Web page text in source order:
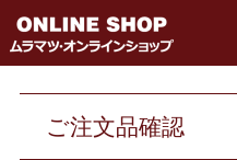
ご注文品確認